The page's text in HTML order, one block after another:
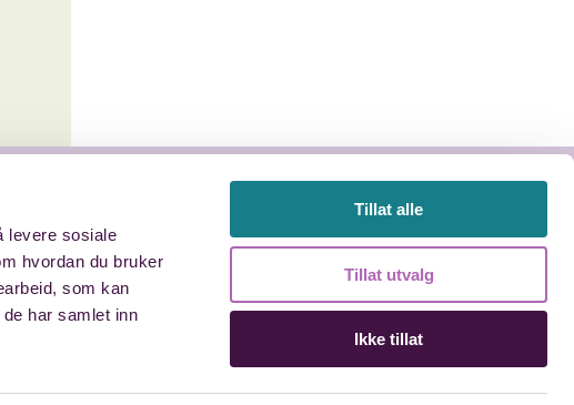
levere sosiale
hvordan du bruker
som kan
har samlet inn
Tillat alle
Tillat utvalg
Ikke tillat
Øyvind Lauvland
oyvind@drangsvann.no